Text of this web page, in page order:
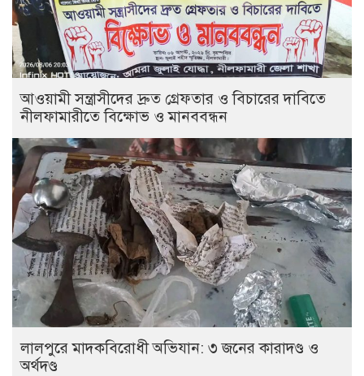
আওয়ামী সন্ত্রাসীদের দ্রুত গ্রেফতার ও বিচারের দাবিতে
নীলফামারীতে বিক্ষোভ ও মানববন্ধন
লালপুরে মাদকবিরোধী অভিযান: ৩ জনের কারাদণ্ড ও
অর্থদণ্ড